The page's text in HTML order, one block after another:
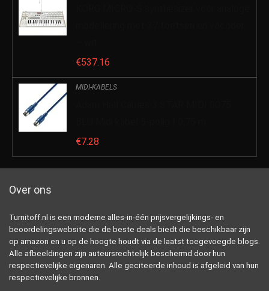
€537.16
MIDI-KABELS
€7.28
Over ons
Turnitoff.nl is een moderne alles-in-één prijsvergelijkings- en
beoordelingswebsite die de beste deals biedt die beschikbaar zijn
op amazon en u op de hoogte houdt via de laatst toegevoegde blogs.
Alle afbeeldingen zijn auteursrechtelijk beschermd door hun
respectievelijke eigenaren. Alle geciteerde inhoud is afgeleid van hun
respectievelijke bronnen.